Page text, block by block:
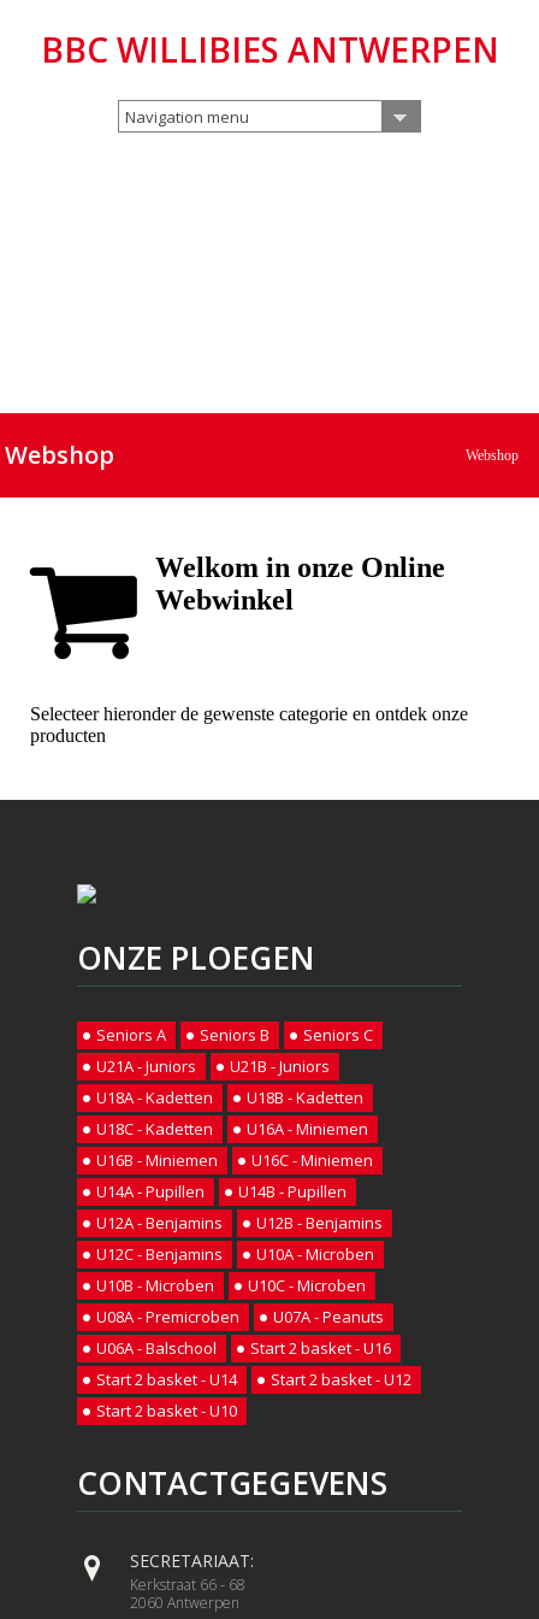
BBC WILLIBIES ANTWERPEN
Navigation menu
Webshop Webshop
ONZE PLOEGEN
Seniors A Seniors B
Seniors C
U21A - Juniors
U21B - Juniors
U18A - Kadetten
U18B - Kadetten
U18C - Kadetten
U16A - Miniemen
U16B - Miniemen
U16C - Miniemen
U14A - Pupillen
U14B - Pupillen
U12A - Benjamins
U12B - Benjamins
U12C - Benjamins
U10A - Microben
U10B - Microben
U10C - Microben
U08A - Premicroben
U07A - Peanuts
U06A - Balschool
Start 2 basket - U16
Start 2 basket - U14
Start 2 basket - U12
Start 2 basket - U10
CONTACTGEGEVENS
SECRETARIAAT:
Kerkstraat 66 - 68
2060 Antwerpen